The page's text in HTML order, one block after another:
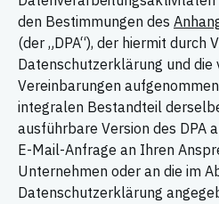
den Bestimmungen des
(der „DPA“), der hiermit durch
Datenschutzerklärung und die
Vereinbarungen
integralen Bestandteil
ausführbare Version des DPA
E-Mail-Anfrage an Ihren
Unternehmen oder an die im
Datenschutzerklärung